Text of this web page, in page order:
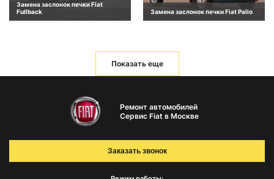
Замена заслонок печки Fiat
Fullback
Замена заслонок печки Fiat Palio
Показать еще
Ремонт автомобилей
Сервис Fiat в Москве
Заказать звонок